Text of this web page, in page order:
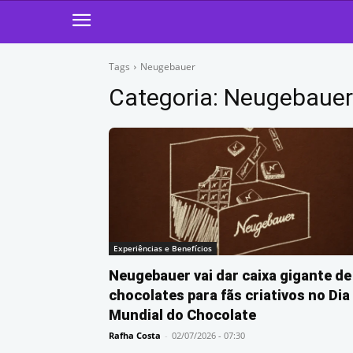
Tags Neugebauer
Categoria: Neugebauer
Experiências e Benefícios
Neugebauer vai dar caixa gigante de
chocolates para fãs criativos no Dia
Mundial do Chocolate
Rafha Costa - 02/07/2026 - 07:30